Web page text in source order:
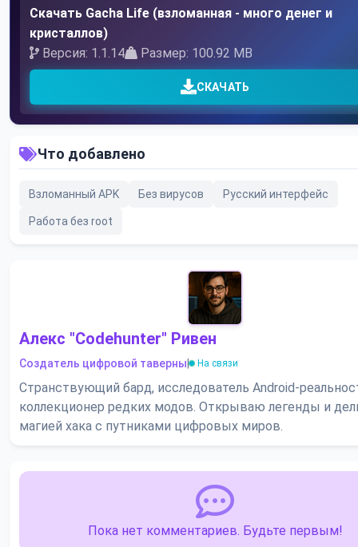
Скачать Gacha Life (взломанная - много денег и
кристаллов)
Версия: 1.1.14
Размер: 100.92 MB
СКАЧАТЬ
Что добавлено
Взломанный APK Без вирусов Русский интерфейс
Работа без root
Алекс "Codehunter" Ривен
Создатель цифровой таверны| На связи
Странствующий бард, исследователь Android-
коллекционер редких модов. Открываю легенды и
магией хака с путниками цифровых миров.
Пока нет комментариев. Будьте первым!